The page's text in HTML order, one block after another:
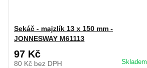
Sekáč - majzlík 13 x 150 mm -
JONNESWAY M61113
97 Kč
80 Kč bez DPH Skladem